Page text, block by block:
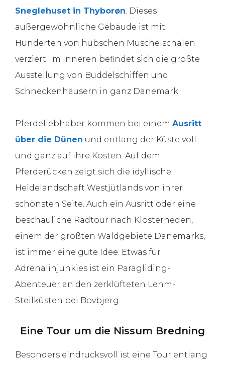
Sneglehuset in Thyborøn . Dieses
außergewöhnliche Gebäude ist mit
Hunderten von hübschen Muschelschalen
verziert. Im Inneren befindet sich die größte
Ausstellung von Buddelschiffen und
Schneckenhäusern in ganz Dänemark.
Pferdeliebhaber kommen bei einem Ausritt
über die Dünen und entlang der Küste voll
und ganz auf ihre Kosten. Auf dem
Pferderücken zeigt sich die idyllische
Heidelandschaft Westjütlands von ihrer
schönsten Seite. Auch ein Ausritt oder eine
beschauliche Radtour nach Klosterheden,
einem der größten Waldgebiete Dänemarks,
ist immer eine gute Idee. Etwas für
Adrenalinjunkies ist ein Paragliding-
Abenteuer an den zerklüfteten Lehm-
Steilküsten bei Bovbjerg.
Eine Tour um die Nissum Bredning
Besonders eindrucksvoll ist eine Tour entlang